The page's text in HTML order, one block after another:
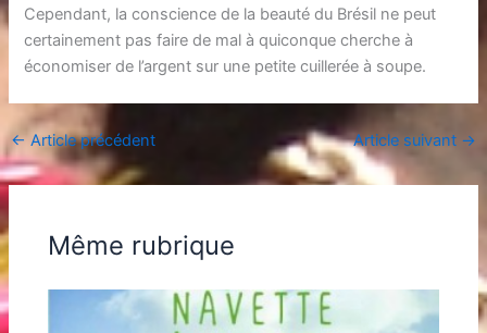
Cependant, la conscience de la beauté du Brésil ne peut
certainement pas faire de mal à quiconque cherche à
économiser de l’argent sur une petite cuillerée à soupe.
←Article précédent Article suivant →
Même rubrique